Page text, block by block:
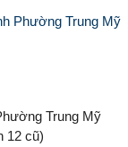
Phường Trung Mỹ
Trung Mỹ
12 cũ)